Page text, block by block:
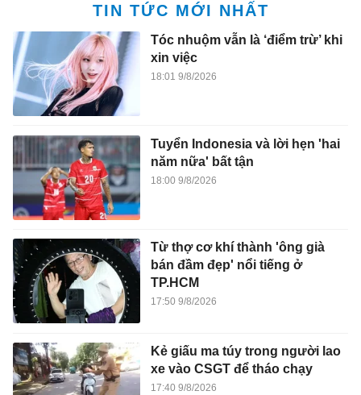
TIN TỨC MỚI NHẤT
Tóc nhuộm vẫn là ‘điểm trừ’ khi
xin việc
18:01 9/8/2026
Tuyển Indonesia và lời hẹn 'hai
năm nữa' bất tận
18:00 9/8/2026
Từ thợ cơ khí thành 'ông già
bán đầm đẹp' nổi tiếng ở
TP.HCM
17:50 9/8/2026
Kẻ giấu ma túy trong người lao
xe vào CSGT để tháo chạy
17:40 9/8/2026